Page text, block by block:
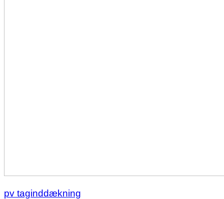
pv taginddækning